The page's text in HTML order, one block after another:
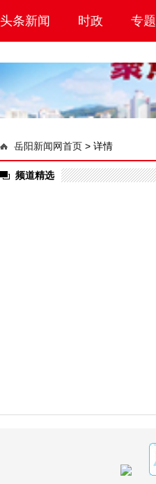
头条新闻 时政 专题
岳阳新闻网首页 > 详情
频道精选